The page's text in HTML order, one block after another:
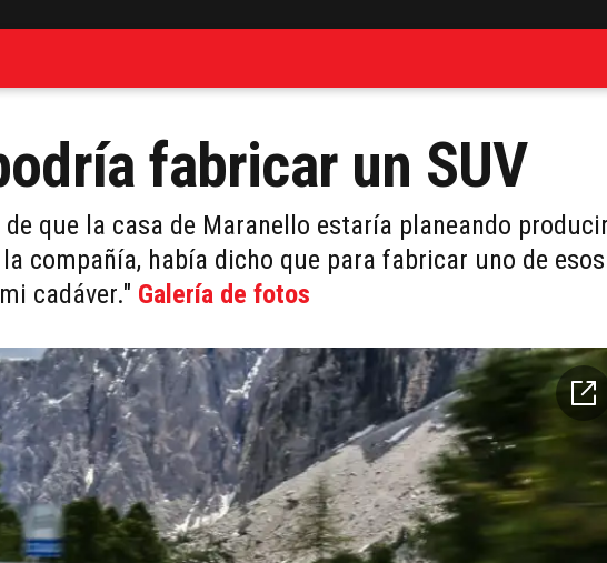
fabricar un SUV
que la casa de Maranello estaría planeando
la compañía, había dicho que para fabricar uno de esos
cadáver." Galería de fotos